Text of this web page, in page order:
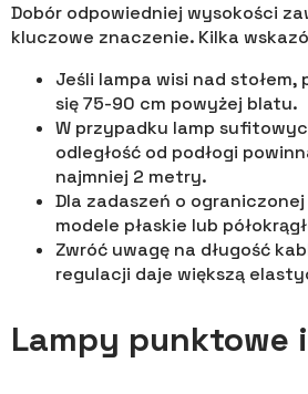
Dobór odpowiedniej wysokości
kluczowe znaczenie. Kilka
Jeśli lampa wisi nad
się 75-90 cm powyżej blatu.
W przypadku lamp
odległość od podłogi
najmniej 2 metry.
Dla zadaszeń o
modele płaskie lub
Zwróć uwagę na długość
regulacji daje większą
Lampy punktowe